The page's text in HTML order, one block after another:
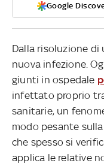
Google
Dalla risoluzione di
nuova infezione.
giunti in ospedale
infettato proprio
sanitarie, un
modo pesante
che spesso si
applica le relative